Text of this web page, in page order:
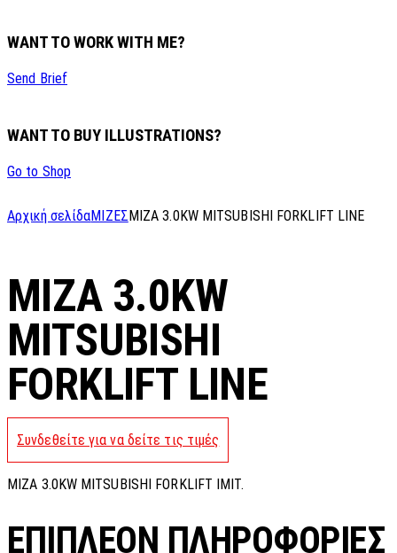
WANT TO WORK WITH ME?
Send Brief
WANT TO BUY ILLUSTRATIONS?
Go to Shop
Αρχική σελίδαΜΙΖΕΣ MIZA 3.0KW MITSUBISHI FORKLIFT LINE
MIZA 3.0KW
MITSUBISHI
FORKLIFT LINE
Συνδεθείτε για να δείτε τις τιμές
MIZA 3.0KW MITSUBISHI FORKLIFT IMIT.
ΕΠΙΠΛΈΟΝ ΠΛΗΡΟΦΟΡΊΕΣ